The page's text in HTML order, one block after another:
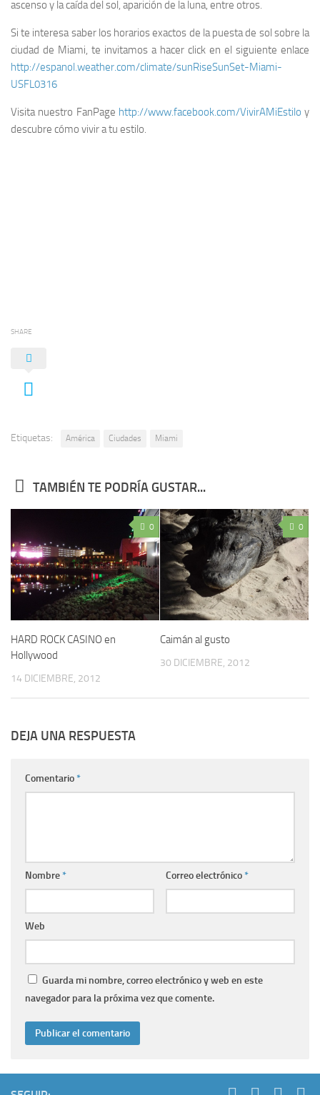
ascenso y la caída del sol, aparición de la luna, entre otros.
Si te interesa saber los horarios exactos de la puesta de sol sobre la
ciudad de Miami, te invitamos a hacer click en el siguiente enlace
http://espanol.weather.com/climate/sunRiseSunSet-Miami-
USFL0316
Visita nuestro FanPage http://www.facebook.com/VivirAMiEstilo y
descubre cómo vivir a tu estilo.
SHARE
Etiquetas: América Ciudades Miami
TAMBIÉN TE PODRÍA GUSTAR...
0
HARD ROCK CASINO en
Hollywood
14 DICIEMBRE, 2012
0
Caimán al gusto
30 DICIEMBRE, 2012
DEJA UNA RESPUESTA
Comentario*
Nombre* Correo electrónico*
Web
Guarda mi nombre, correo electrónico y web en este
navegador para la próxima vez que comente.